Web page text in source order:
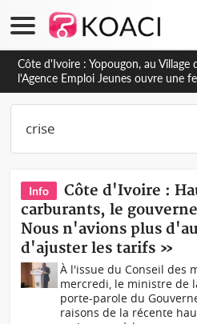
Côte d'Ivoire : CHU de Treichville,
contractuels obtiennent un accord
arriérés du SMIG 2023
Info
Côte d'Ivoire :
carburants, le
Nous n'avions plus
d'ajuster les tarifs »
À l'issue du Conseil des
mercredi, le ministre de
porte-parole du
raisons de la récente